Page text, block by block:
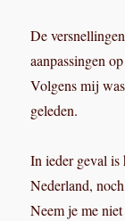
De
aanpassingen
Volgens mij
geleden.
In ieder geval is
Nederland,
Neem je me